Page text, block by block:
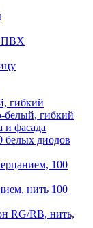
ПВХ
гибкий
белый, гибкий
и фасада
белых диодов
100
нить 100
RG/RB, нить,